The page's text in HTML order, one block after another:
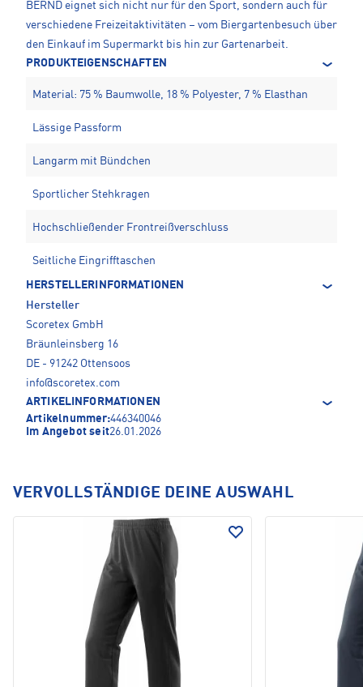
BERND eignet sich nicht nur für den Sport, sondern auch für
verschiedene Freizeitaktivitäten – vom Biergartenbesuch über
den Einkauf im Supermarkt bis hin zur Gartenarbeit.
PRODUKTEIGENSCHAFTEN
Material: 75 % Baumwolle, 18 % Polyester, 7 % Elasthan
Lässige Passform
Langarm mit Bündchen
Sportlicher Stehkragen
Hochschließender Frontreißverschluss
Seitliche Eingrifftaschen
HERSTELLERINFORMATIONEN
Hersteller
Scoretex GmbH
Bräunleinsberg 16
DE - 91242 Ottensoos
info@scoretex.com
ARTIKELINFORMATIONEN
Artikelnummer:446340046
Im Angebot seit26.01.2026
VERVOLLSTÄNDIGE DEINE AUSWAHL